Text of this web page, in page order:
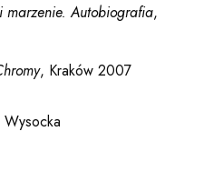
marzenie. Autobiografia,
, Kraków 2007